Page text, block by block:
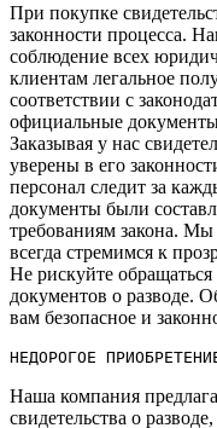
При покупке
законности процесса.​
соблюдение всех
клиентам легальное
соответствии с
официальные
Заказывая у нас
уверены в его
персонал следит за
документы были
требованиям закона.​
всегда стремимся к
Не рискуйте
документов о разводе.​
вам безопасное и
НЕДОРОГОЕ
Наша компания
свидетельства о